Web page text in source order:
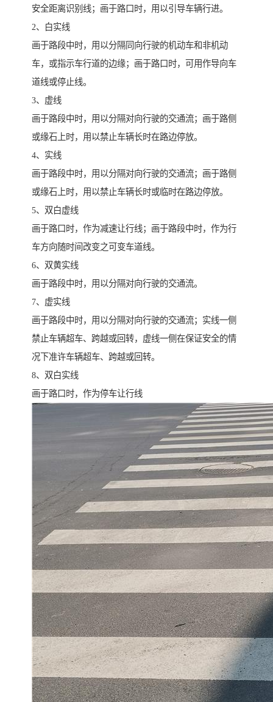
安全距离识别线；画于路口时，用以引导车辆行进。
2、白实线
画于路段中时，用以分隔同向行驶的机动车和非机动
车，或指示车行道的边缘；画于路口时，可用作导向车
道线或停止线。
3、虚线
画于路段中时，用以分隔对向行驶的交通流；画于路侧
或缘石上时，用以禁止车辆长时在路边停放。
4、实线
画于路段中时，用以分隔对向行驶的交通流；画于路侧
或缘石上时，用以禁止车辆长时或临时在路边停放。
5、双白虚线
画于路口时，作为减速让行线；画于路段中时，作为行
车方向随时间改变之可变车道线。
6、双黄实线
画于路段中时，用以分隔对向行驶的交通流。
7、虚实线
画于路段中时，用以分隔对向行驶的交通流；实线一侧
禁止车辆超车、跨越或回转，虚线一侧在保证安全的情
况下准许车辆超车、跨越或回转。
8、双白实线
画于路口时，作为停车让行线